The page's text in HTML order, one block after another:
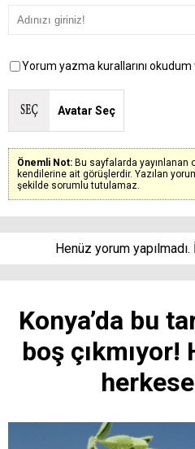
Yorum yazma kurallarını okudum
Avatar Seç
Önemli Not: Bu sayfalarda yayınlanan
kendilerine ait görüşlerdir. Yazılan
şekilde sorumlu tutulamaz.
Henüz yorum
Konya’da bu
boş
herkese